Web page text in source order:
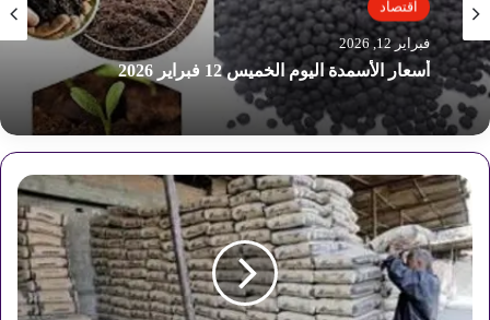
اقتصاد
فبراير 12, 2026
أسعار الأسمدة اليوم الخميس 12 فبراير 2026
اقتصاد
فبراير 12, 2026
اسعار الذهب في مصر اليوم الخميس
أ
س
ع
ا
ا